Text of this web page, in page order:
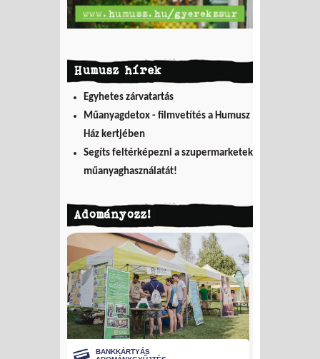
Humusz hírek
Egyhetes zárvatartás
Műanyagdetox - filmvetítés a Humusz
Ház kertjében
Segíts feltérképezni a szupermarketek
műanyaghasználatát!
Adományozz!